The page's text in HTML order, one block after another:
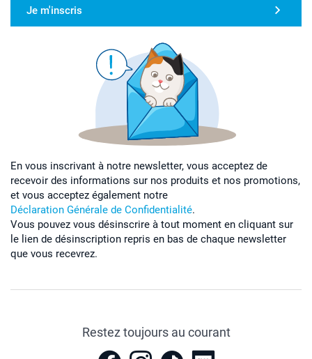
Je m'inscris
En vous inscrivant à notre newsletter, vous acceptez de
recevoir des informations sur nos produits et nos promotions,
et vous acceptez également notre
Déclaration Générale de Confidentialité.
Vous pouvez vous désinscrire à tout moment en cliquant sur
le lien de désinscription repris en bas de chaque newsletter
que vous recevrez.
Restez toujours au courant